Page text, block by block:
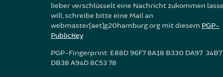
lieber verschlüsselt eine Nachricht zukommen
will, schreibe bitte eine Mail an
webmaster[aet]g20hamburg.org mit diesem PGP-
PublicKey
PGP-Fingerprint: E88D 96F7 8A18 B330 DA97 34B7
DB38 A94D 8C53 78